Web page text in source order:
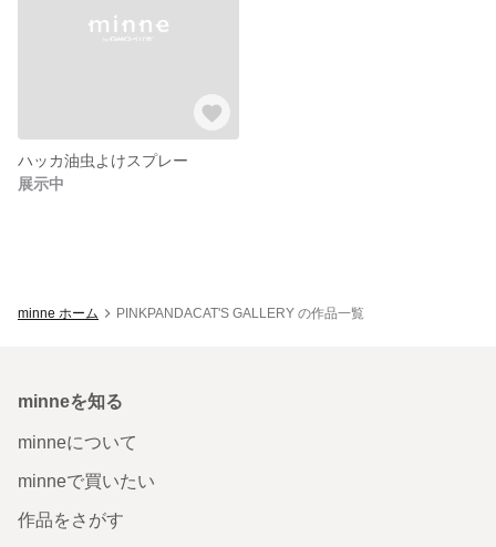
ハッカ油虫よけスプレー
展示中
minne ホーム PINKPANDACAT'S GALLERY の作品一覧
minneを知る
minneについて
minneで買いたい
作品をさがす